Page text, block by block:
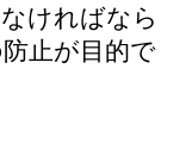
ければなら
止が目的で